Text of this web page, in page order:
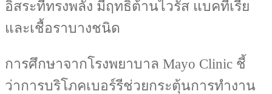
อิสระที่ทรงพลัง มีฤทธิ์ต้านไวรัส แบคทีเรีย
และเชื้อราบางชนิด
การศึกษาจากโรงพยาบาล Mayo Clinic ชี้
ว่าการบริโภคเบอร์รีช่วยกระตุ้นการทำงาน